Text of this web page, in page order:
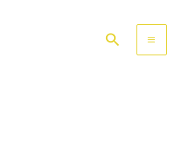
Rechercher